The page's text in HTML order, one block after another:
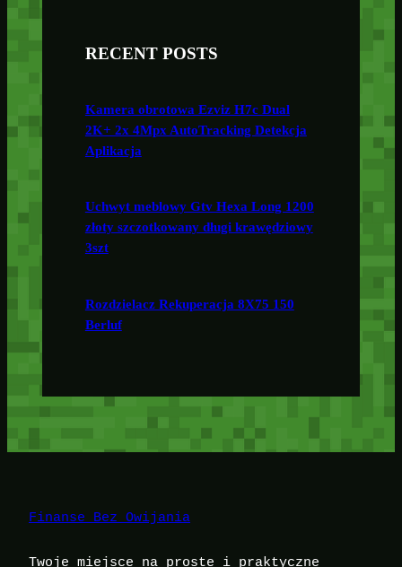
RECENT POSTS
Kamera obrotowa Ezviz H7c Dual
2K+ 2x 4Mpx AutoTracking Detekcja
Aplikacja
Uchwyt meblowy Gtv Hexa Long 1200
złoty szczotkowany długi krawędziowy
3szt
Rozdzielacz Rekuperacja 8X75 150
Berluf
Finanse Bez Owijania
Twoje miejsce na proste i praktyczne